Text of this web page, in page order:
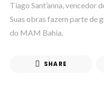
Tiago Sant’anna, vencedor
Suas obras fazem parte de
do MAM Bahia.
SHARE